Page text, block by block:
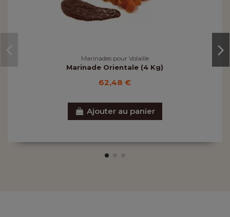
Marinades pour Volaille
Marinade Orientale (4 Kg)
62,48 €
Ajouter au panier